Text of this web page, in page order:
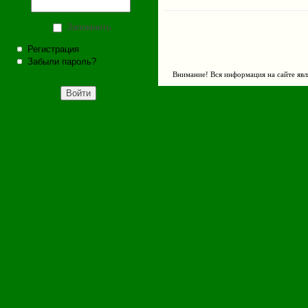
Запомнить
Регистрация
Забыли пароль?
Внимание! Вся информация на сайте